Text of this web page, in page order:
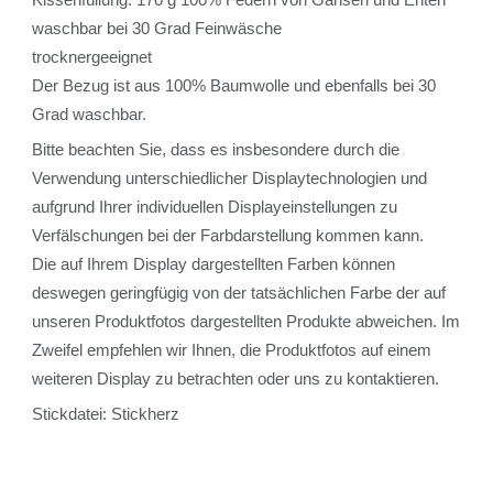
waschbar bei 30 Grad Feinwäsche
trocknergeeignet
Der Bezug ist aus 100% Baumwolle und ebenfalls bei 30
Grad waschbar.
Bitte beachten Sie, dass es insbesondere durch die
Verwendung unterschiedlicher Displaytechnologien und
aufgrund Ihrer individuellen Displayeinstellungen zu
Verfälschungen bei der Farbdarstellung kommen kann.
Die auf Ihrem Display dargestellten Farben können
deswegen geringfügig von der tatsächlichen Farbe der auf
unseren Produktfotos dargestellten Produkte abweichen. Im
Zweifel empfehlen wir Ihnen, die Produktfotos auf einem
weiteren Display zu betrachten oder uns zu kontaktieren.
Stickdatei: Stickherz